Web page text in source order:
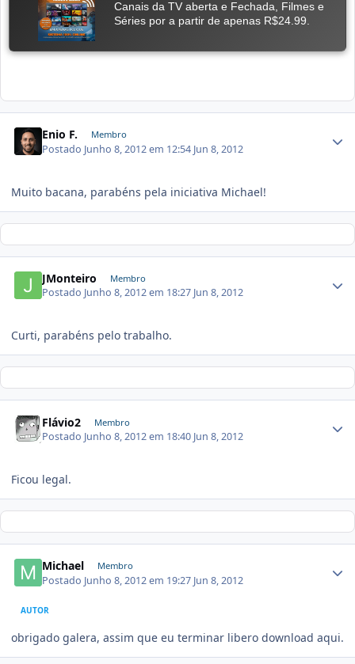
Enio F. Membro
Postado Junho 8, 2012 em 12:54 Jun 8, 2012
Muito bacana, parabéns pela iniciativa Michael!
JMonteiro Membro
Postado Junho 8, 2012 em 18:27 Jun 8, 2012
Curti, parabéns pelo trabalho.
Flávio2 Membro
Postado Junho 8, 2012 em 18:40 Jun 8, 2012
Ficou legal.
Michael Membro
Postado Junho 8, 2012 em 19:27 Jun 8, 2012
AUTOR
obrigado galera, assim que eu terminar libero download aqui.